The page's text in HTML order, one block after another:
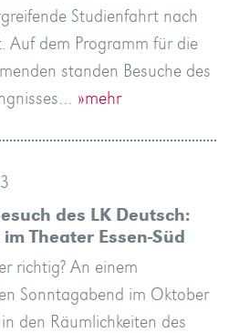
Studienfahrt nach
Auf dem Programm für die
standen Besuche des
»mehr
des LK Deutsch:
Theater Essen-Süd
richtig? An einem
Sonntagabend im Oktober
den Räumlichkeiten des